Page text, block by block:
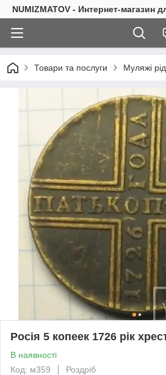
NUMIZMATOV - Интернет-магазин
Товари та послуги Муляжі
Росія 5 копеек 1726 рік
В наявності
Код: м359
Роздріб